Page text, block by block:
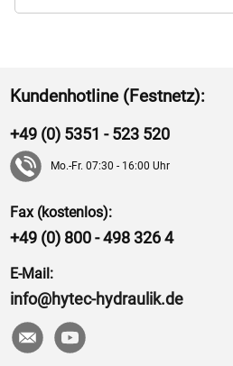
Kundenhotline (Festnetz):
+49 (0) 5351 - 523 520
Mo.-Fr. 07:30 - 16:00 Uhr
Fax (kostenlos):
+49 (0) 800 - 498 326 4
E-Mail:
info@hytec-hydraulik.de